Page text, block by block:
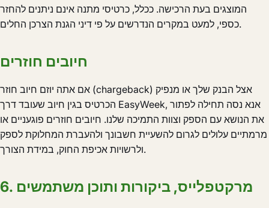
המוצגים בעת הרכישה. ככלל, כרטיסי מתנה אינם ניתנים להחזר
כספי, למעט במקרים הנדרשים על פי דיני הגנת הצרכן החלים.
חיובים חוזרים
אם אתה יוזם חיוב חוזר (chargeback) אצל הבנק שלך או מנפיק
הכרטיס בגין חיוב שעובד דרך EasyWeek, אנא נסה תחילה לפתור
את הנושא עם הספק וצוות התמיכה שלנו. חיובים חוזרים פוגעניים או
מרמתיים עלולים לגרום להשעיית חשבונך ולהעברת המחלוקת לספק
ולרשויות אכיפת החוק, במידת הצורך.
6. מרקטפלייס, ביקורות ותוכן משתמשים